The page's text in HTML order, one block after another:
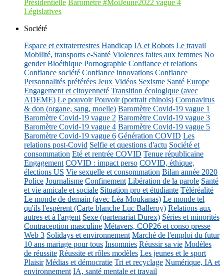
Présidentielle Baromètre #MoiJeune2022 vague 4
Législatives
Société
Espace et extraterrestres Handicap IA et Robots Le travail
Mobilité, transports e-Santé Violences faites aux femmes No
gender Bioéthique Pornographie Confiance et relations
Confiance société Confiance innovations Confiance
Personnalités préférées Jeux Vidéos Sexisme Santé Europe
Engagement et citoyenneté Transition écologique (avec
ADEME) Le pouvoir Pouvoir (portrait chinois) Coronavirus
& don (organe, sang, moelle) Baromètre Covid-19 vague 1
Baromètre Covid-19 vague 2 Baromètre Covid-19 vague 3
Baromètre Covid-19 vague 4 Baromètre Covid-19 vague 5
Baromètre Covid-19 vague 6 Génération COVID Les
relations post-Covid Selfie et questions d'actu Société et
consommation Eté et rentrée COVID Tenue républicaine
Engagement COVID : impact perso COVID, éthique,
élections US Vie sexuelle et consommation Bilan année 2020
Police Journalisme Confinement Libération de la parole Santé
et vie amicale et sociale Situation pro et étudiante Téléréalité
Le monde de demain (avec Léa Moukanas) Le monde tel
qu'ils l'espèrent (Carte blanche Luc Balleroy) Relations aux
autres et à l'argent Sexe (partenariat Durex) Séries et minorités
Contraception masculine Métavers, COP26 et conso presse
Web 3 Solidays et environnement Marché de l'emploi du futur
10 ans mariage pour tous Insomnies Réussir sa vie Modèles
de réussite Réussite et rôles modèles Les jeunes et le sport
Plaisir Médias et démocratie Tri et recyclage Numérique, IA et
environnement IA, santé mentale et travail